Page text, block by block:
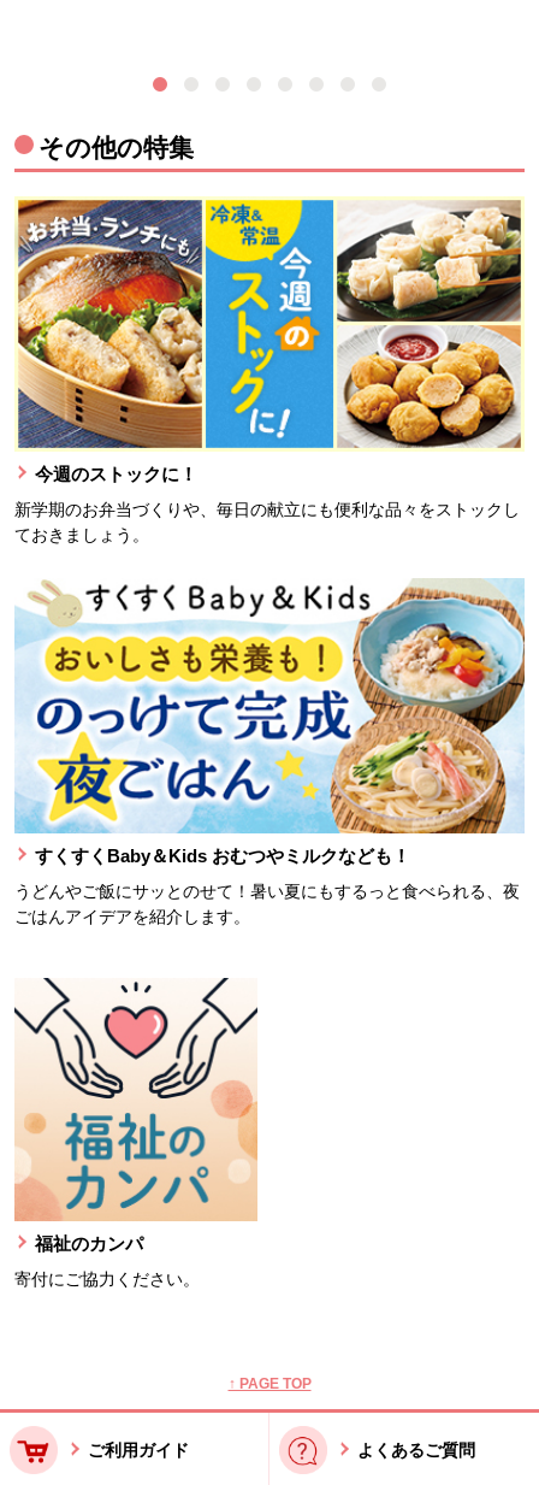
その他の特集
今週のストックに！
新学期のお弁当づくりや、毎日の献立にも便利な品々をストックし
ておきましょう。
すくすくBaby＆Kids おむつやミルクなども！
うどんやご飯にサッとのせて！暑い夏にもするっと食べられる、夜
ごはんアイデアを紹介します。
福祉のカンパ
寄付にご協力ください。
↑ PAGE TOP
ご利用ガイド よくあるご質問